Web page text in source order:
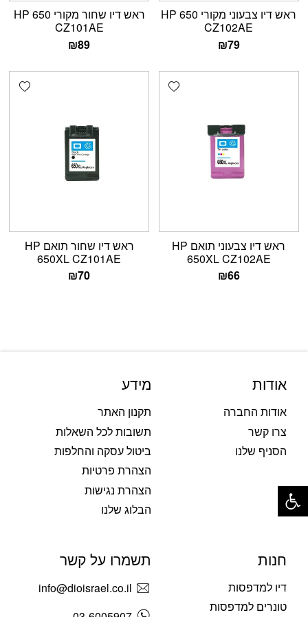
ראש דיו צבעוני מקורי HP 650
CZ102AE
₪79
ראש דיו שחור מקורי HP 650
CZ101AE
₪89
Add wishlist
ראש דיו צבעוני תואם HP
650XL CZ102AE
₪66
ראש דיו שחור תואם HP
650XL CZ101AE
₪70
אודות
אודות החברה
צרו קשר
הסניף שלנו
מידע
תקנון האתר
תשובות לכל השאלות
ביטול עסקה והחלפות
הצהרת פרטיות
הצהרת נגישות
הבלוג שלנו
חנות
דיו למדפסות
טונרים למדפסות
תשמרו על קשר
info@dioisrael.co.il
פתח סרגל נגישות